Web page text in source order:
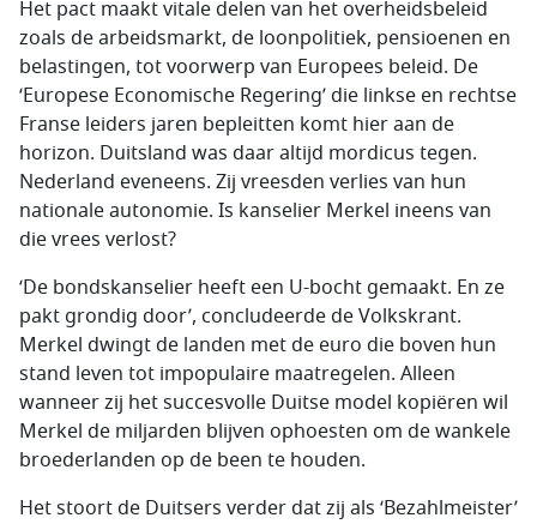
Het pact maakt vitale delen van het overheidsbeleid
zoals de arbeidsmarkt, de loonpolitiek, pensioenen en
belastingen, tot voorwerp van Europees beleid. De
‘Europese Economische Regering’ die linkse en rechtse
Franse leiders jaren bepleitten komt hier aan de
horizon. Duitsland was daar altijd mordicus tegen.
Nederland eveneens. Zij vreesden verlies van hun
nationale autonomie. Is kanselier Merkel ineens van
die vrees verlost?
‘De bondskanselier heeft een U-bocht gemaakt. En ze
pakt grondig door’, concludeerde de Volkskrant.
Merkel dwingt de landen met de euro die boven hun
stand leven tot impopulaire maatregelen. Alleen
wanneer zij het succesvolle Duitse model kopiëren wil
Merkel de miljarden blijven ophoesten om de wankele
broederlanden op de been te houden.
Het stoort de Duitsers verder dat zij als ‘Bezahlmeister’